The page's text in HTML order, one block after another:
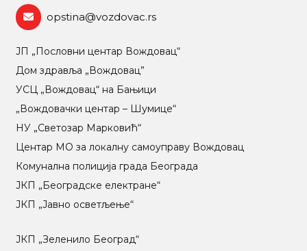
opstina@vozdovac.rs
ЈП „Пословни центар Вождовац“
Дом здравља „Вождовац”
УСЦ „Вождовац“ на Бањици
„Вождовачки центар – Шумице“
НУ „Светозар Марковић“
Центар МO за локалну самоуправу Вождовац
Комунална полиција града Београда
ЈКП „Београдске електране“
ЈКП „Јавно осветљење“
ЈКП „Зеленило Београд“